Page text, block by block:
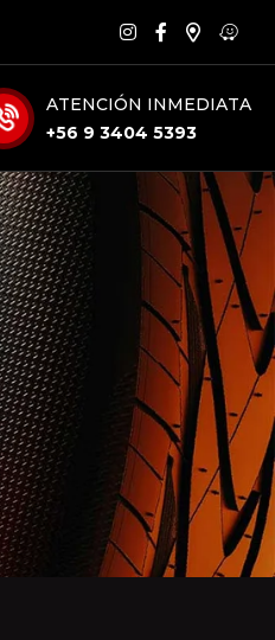
ATENCIÓN INMEDIATA
+56 9 3404 5393